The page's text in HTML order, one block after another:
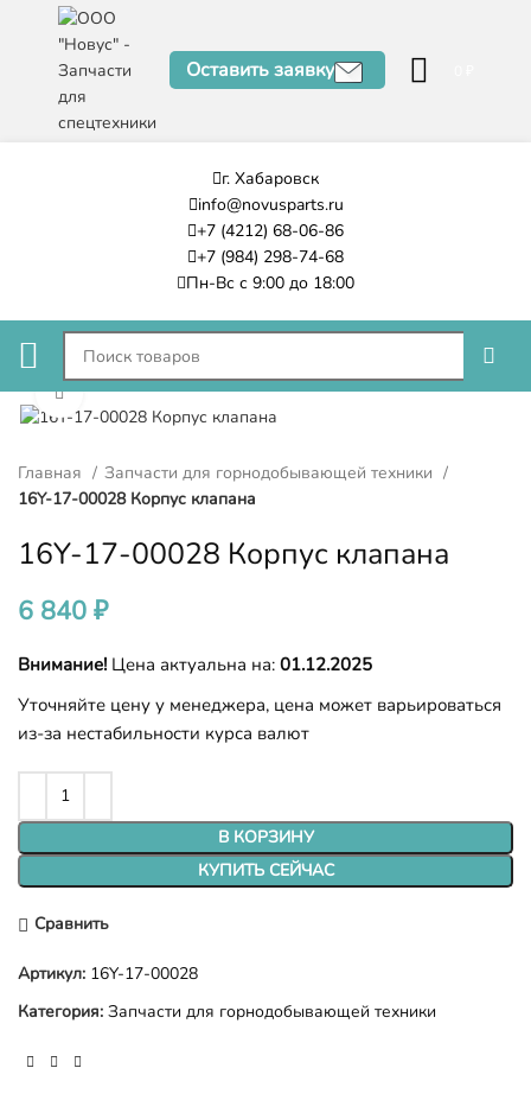
Оставить заявку
г. Хабаровск
info@novusparts.ru
+7 (4212) 68-06-86
+7 (984) 298-74-68
Пн-Вс с 9:00 до 18:00
Нажмите, чтобы увеличить
Главная
Запчасти для горнодобывающей техники
16Y-17-00028 Корпус клапана
16Y-17-00028 Корпус клапана
6 840 ₽
Внимание! Цена актуальна на: 01.12.2025
Уточняйте цену у менеджера, цена может варьироваться
из-за нестабильности курса валют
В КОРЗИНУ
КУПИТЬ СЕЙЧАС
Сравнить
Артикул: 16Y-17-00028
Категория: Запчасти для горнодобывающей техники